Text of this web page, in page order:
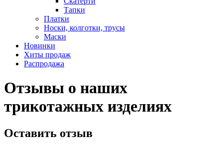
Тапки
Платки
Носки, колготки, трусы
Маски
Новинки
Хиты продаж
Распродажа
Отзывы о наших
трикотажных изделиях
Оставить отзыв